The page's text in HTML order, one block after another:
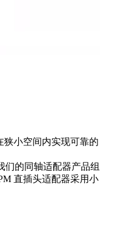
狭小空间内实现可靠的
们的同轴适配器产品组
直插头适配器采用小